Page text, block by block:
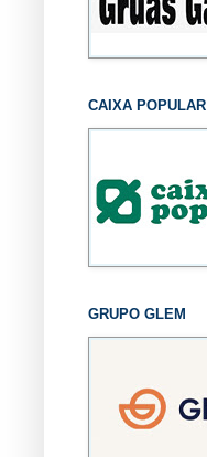
CAIXA POPULAR
GRUPO GLEM